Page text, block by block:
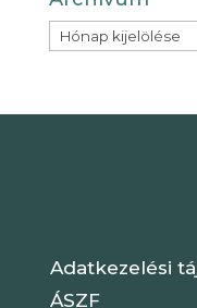
Archívum
Adatkezelési
ÁSZF